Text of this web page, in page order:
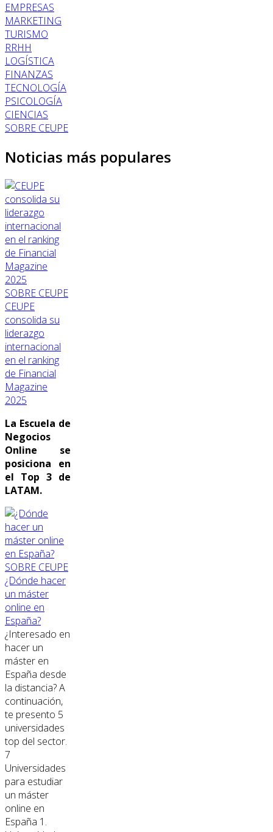
EMPRESAS
MARKETING
TURISMO
RRHH
LOGÍSTICA
FINANZAS
TECNOLOGÍA
PSICOLOGÍA
CIENCIAS
SOBRE CEUPE
Noticias más populares
SOBRE CEUPE
CEUPE
consolida su
liderazgo
internacional
en el ranking
de Financial
Magazine
2025
La Escuela de
Negocios
Online se
posiciona en
el Top 3 de
LATAM.
SOBRE CEUPE
¿Dónde hacer
un máster
online en
España?
¿Interesado en
hacer un
máster en
España desde
la distancia? A
continuación,
te presento 5
universidades
top del sector.
7
Universidades
para estudiar
un máster
online en
España 1.